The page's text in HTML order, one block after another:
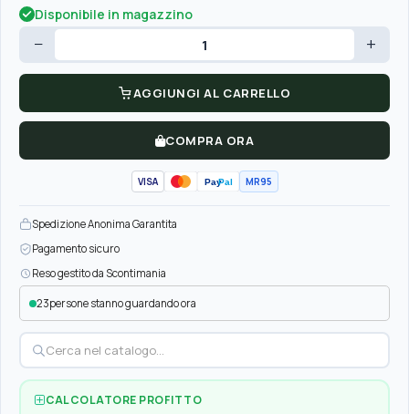
Disponibile in magazzino
− +
AGGIUNGI AL CARRELLO
COMPRA ORA
VISA PayPal MR95
Spedizione Anonima Garantita
Pagamento sicuro
Reso gestito da Scontimania
23persone stanno guardando ora
CALCOLATORE PROFITTO